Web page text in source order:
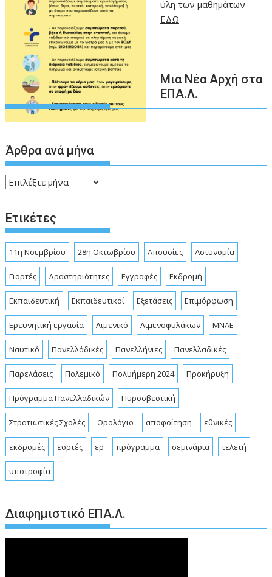
ύλη των μαθημάτων
ΕΔΩ
Μια Νέα Αρχή στα
ΕΠΑ.Λ.
Άρθρα ανά μήνα
Άρθρα
μήνα
Ετικέτες
11η Νοεμβρίου 28η Οκτωβρίου Απουσίες Αστυνομία
Γιορτές Δραστηριότητες Εγγραφές Εκδρομή
Εκπαιδευτική Εκπαιδευτικοί Εξετάσεις Επιμόρφωση
Ερευνητική εργασία Λιμενικό Λιμενοφυλάκων ΜΝΑΕ
Ναυτικό Πανελλάδικές Πανελλήνιες Πανελλαδικές
Παρελάσεις Πολεμικό Πολυήμερη 2024 Προκήρυξη
Πρόγραμμα Πανελλαδικών Πυροσβεστική
Στρατιωτικές Σχολές Ωρολόγιο αποφοίτηση εθνικές
εκδρομές εορτές ερ πρόγραμμα σεμινάρια τελετή
υποτροφία
Διαφημιστικό ΕΠΑ.Λ.